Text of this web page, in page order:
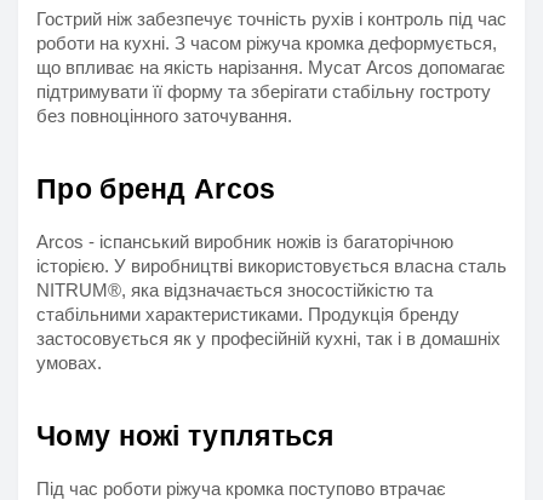
Гострий ніж забезпечує точність рухів і контроль під час
роботи на кухні. З часом ріжуча кромка деформується,
що впливає на якість нарізання. Мусат Arcos допомагає
підтримувати її форму та зберігати стабільну гостроту
без повноцінного заточування.
Про бренд Arcos
Arcos - іспанський виробник ножів із багаторічною
історією. У виробництві використовується власна сталь
NITRUM®, яка відзначається зносостійкістю та
стабільними характеристиками. Продукція бренду
застосовується як у професійній кухні, так і в домашніх
умовах.
Чому ножі тупляться
Під час роботи ріжуча кромка поступово втрачає